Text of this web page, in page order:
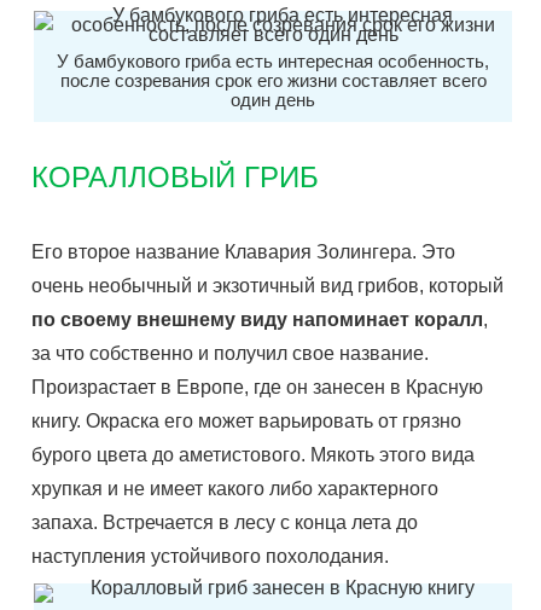
У бамбукового гриба есть интересная особенность,
после созревания срок его жизни составляет всего
один день
КОРАЛЛОВЫЙ ГРИБ
Его второе название Клавария Золингера. Это
очень необычный и экзотичный вид грибов, который
по своему внешнему виду напоминает коралл,
за что собственно и получил свое название.
Произрастает в Европе, где он занесен в Красную
книгу. Окраска его может варьировать от грязно
бурого цвета до аметистового. Мякоть этого вида
хрупкая и не имеет какого либо характерного
запаха. Встречается в лесу с конца лета до
наступления устойчивого похолодания.